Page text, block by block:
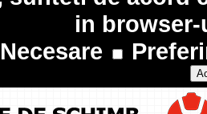
in
Necesare